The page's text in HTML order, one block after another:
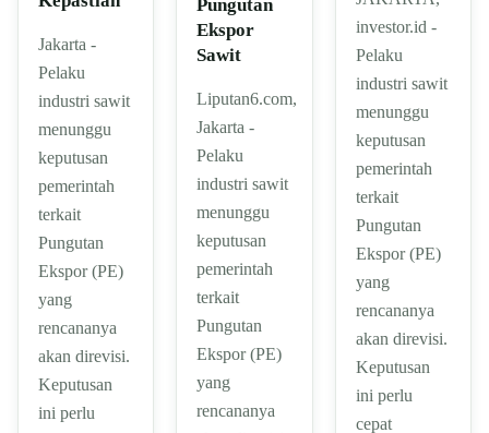
Jakarta -
Pelaku
industri sawit
menunggu
keputusan
pemerintah
terkait
Pungutan
Ekspor (PE)
yang
rencananya
akan direvisi.
Keputusan
ini perlu
Pungutan
Ekspor
Sawit
Liputan6.com,
Jakarta -
Pelaku
industri sawit
menunggu
keputusan
pemerintah
terkait
Pungutan
Ekspor (PE)
yang
rencananya
investor.id -
Pelaku
industri sawit
menunggu
keputusan
pemerintah
terkait
Pungutan
Ekspor (PE)
yang
rencananya
akan direvisi.
Keputusan
ini perlu
cepat